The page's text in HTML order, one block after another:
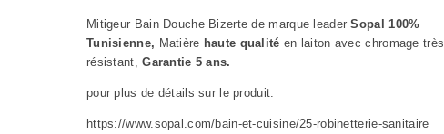
Mitigeur Bain Douche Bizerte de marque leaderSopal 100%
Tunisienne, Matière haute qualité en laiton avec chromage très
résistant,Garantie 5 ans.
pour plus de détails sur le produit:
https://www.sopal.com/bain-et-cuisine/25-robinetterie-sanitaire